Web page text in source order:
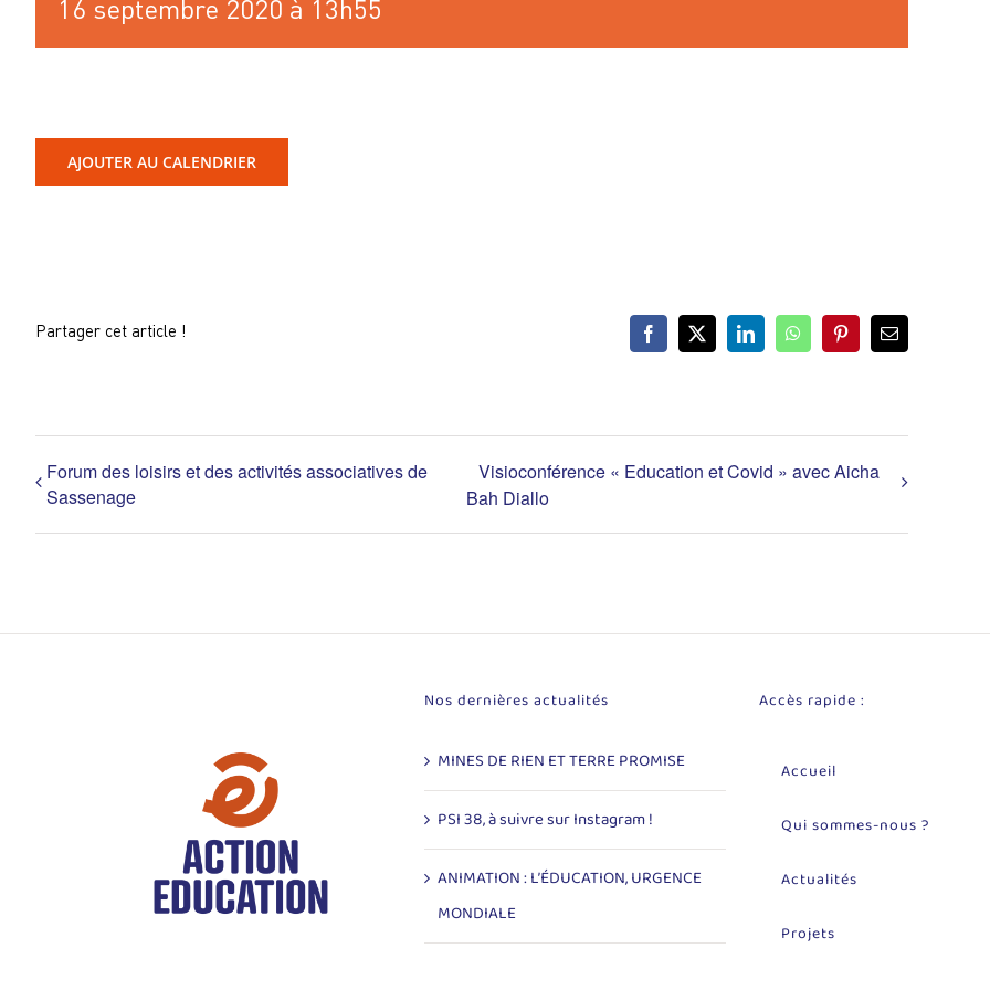
16 septembre 2020 à 13h55
AJOUTER AU CALENDRIER
Partager cet article ! Facebook
X LinkedInWhatsAppPinterestEmail
Forum des loisirs et des activités associatives de
Sassenage
Visioconférence « Education et Covid » avec Aicha
Bah Diallo
Nos dernières actualités
MINES DE RIEN ET TERRE PROMISE
PSI 38, à suivre sur Instagram !
ANIMATION : L’ÉDUCATION, URGENCE
MONDIALE
Accès rapide :
Accueil
Qui sommes-nous ?
Actualités
Projets